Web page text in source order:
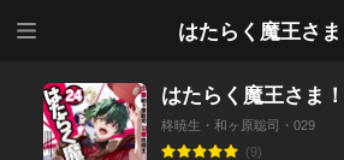
はたらく魔王さま
はたらく魔王さま
柊暁生・和ヶ原聡司・029
(9)